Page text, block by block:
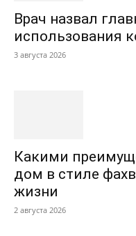
Врач назвал
использования
3 августа 2026
Какими
дом в стиле
жизни
2 августа 2026